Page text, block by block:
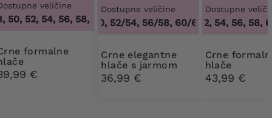
veličine
52, 54, 56, 58, 60, 62, 64, 46, 48, 50, 52, 54, 56, 58,
€
Dostupne veličine
48/50, 52/54, 56/58, 60/62, 48/50, 52/54,
Crne elegantne
hlače s jarmom
36,99 €
Dostupne
50, 52, 54, 56, 58,
Crne formalne
hlače
43,99 €